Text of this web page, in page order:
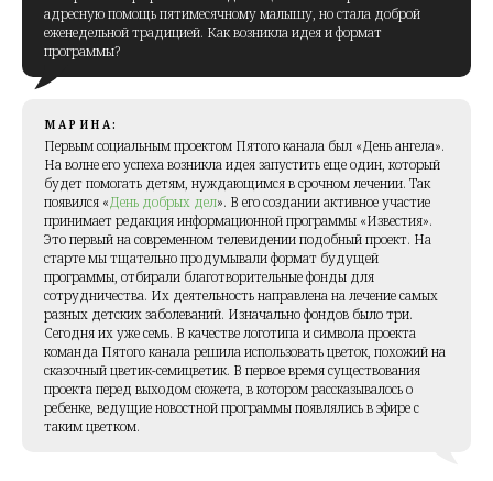
адресную помощь пятимесячному малышу, но стала доброй
еженедельной традицией. Как возникла идея и формат
программы?
МАРИНА:
Первым социальным проектом Пятого канала был «День ангела».
На волне его успеха возникла идея запустить еще один, который
будет помогать детям, нуждающимся в срочном лечении. Так
появился «День добрых дел». В его создании активное участие
принимает редакция информационной программы «Известия».
Это первый на современном телевидении подобный проект. На
старте мы тщательно продумывали формат будущей
программы, отбирали благотворительные фонды для
сотрудничества. Их деятельность направлена на лечение самых
разных детских заболеваний. Изначально фондов было три.
Сегодня их уже семь. В качестве логотипа и символа проекта
команда Пятого канала решила использовать цветок, похожий на
сказочный цветик-семицветик. В первое время существования
проекта перед выходом сюжета, в котором рассказывалось о
ребенке, ведущие новостной программы появлялись в эфире с
таким цветком.